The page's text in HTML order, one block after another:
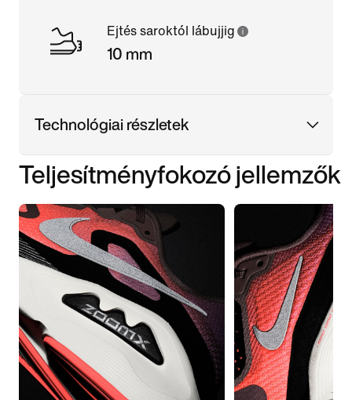
Ejtés saroktól lábujjig
10 mm
Technológiai részletek
Teljesítményfokozó jellemzők